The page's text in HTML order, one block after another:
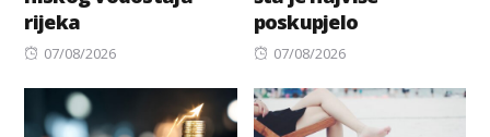
rijeka
Posted
07/08/2026
poskupjelo
Posted
07/08/2026